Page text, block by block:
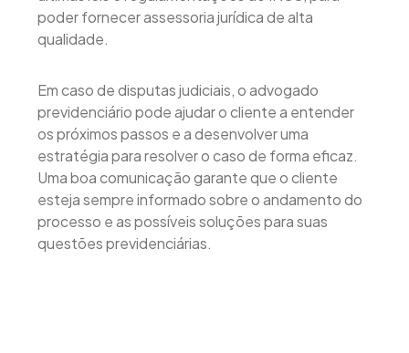
poder fornecer assessoria jurídica de alta
qualidade.
Em caso de disputas judiciais, o advogado
previdenciário pode ajudar o cliente a entender
os próximos passos e a desenvolver uma
estratégia para resolver o caso de forma eficaz.
Uma boa comunicação garante que o cliente
esteja sempre informado sobre o andamento do
processo e as possíveis soluções para suas
questões previdenciárias.